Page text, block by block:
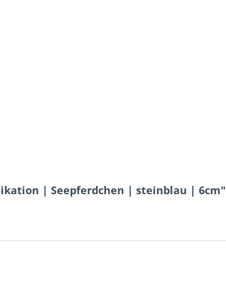
| Seepferdchen | steinblau | 6cm"